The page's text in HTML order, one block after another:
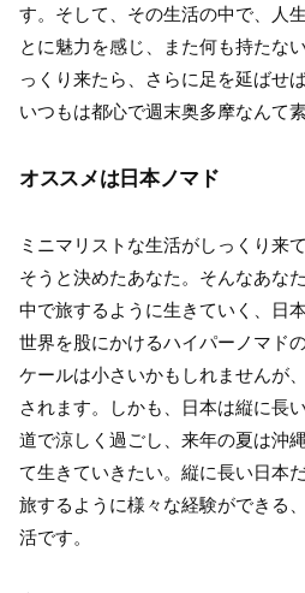
す。そして、その生活の中で、人
とに魅力を感じ、また何も持たな
っくり来たら、さらに足を延ばせ
いつもは都心で週末奥多摩なんて
オススメは日本ノマド
ミニマリストな生活がしっくり来
そうと決めたあなた。そんなあな
中で旅するように生きていく、日
世界を股にかけるハイパーノマド
ケールは小さいかもしれませんが
されます。しかも、日本は縦に長
道で涼しく過ごし、来年の夏は沖
て生きていきたい。縦に長い日本
旅するように様々な経験ができる
活です。